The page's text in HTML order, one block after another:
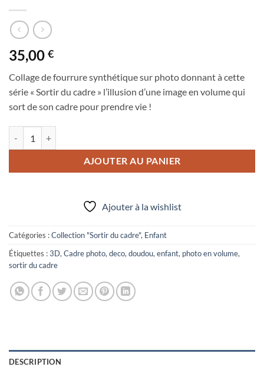
35,00 €
Collage de fourrure synthétique sur photo donnant à cette
série « Sortir du cadre » l’illusion d’une image en volume qui
sort de son cadre pour prendre vie !
AJOUTER AU PANIER
Ajouter à la wishlist
Catégories :Collection "Sortir du cadre", Enfant
Étiquettes :3D, Cadre photo, deco, doudou, enfant, photo en volume,
sortir du cadre
DESCRIPTION